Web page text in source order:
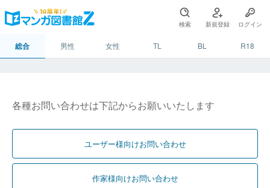
検索 新規登録 ログイン
総合 男性 女性 TL BL R18
各種お問い合わせは下記からお願いいたします
ユーザー様向けお問い合わせ
作家様向けお問い合わせ